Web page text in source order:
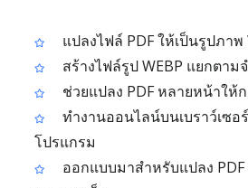
แปลงไฟล์ PDF ให้เป็นรูปภาพ
สร้างไฟล์รูป WEBP แยกตา
ช่วยแปลง PDF หลายหน้าให้
ทำงานออนไลน์บนเบราว์เซอ
โปรแกรม
ออกแบบมาสำหรับแปลง PDF